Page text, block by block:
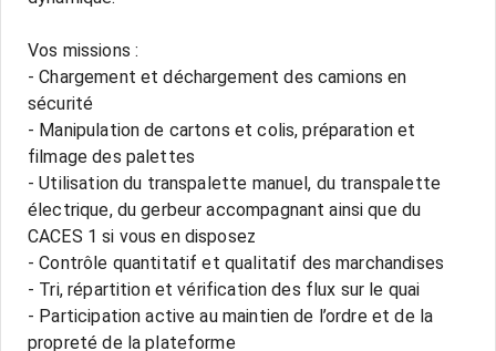
Vos missions :
- Chargement et déchargement des camions en
sécurité
- Manipulation de cartons et colis, préparation et
filmage des palettes
- Utilisation du transpalette manuel, du transpalette
électrique, du gerbeur accompagnant ainsi que du
CACES 1 si vous en disposez
- Contrôle quantitatif et qualitatif des marchandises
- Tri, répartition et vérification des flux sur le quai
- Participation active au maintien de l’ordre et de la
propreté de la plateforme